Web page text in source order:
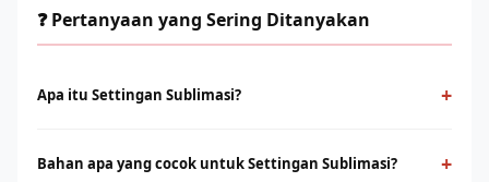
❓ Pertanyaan yang Sering Ditanyakan
Apa itu Settingan Sublimasi? +
dan tekanan untuk mentransfer tinta ke media berbahan
Bahan apa yang cocok untuk Settingan Sublimasi? +